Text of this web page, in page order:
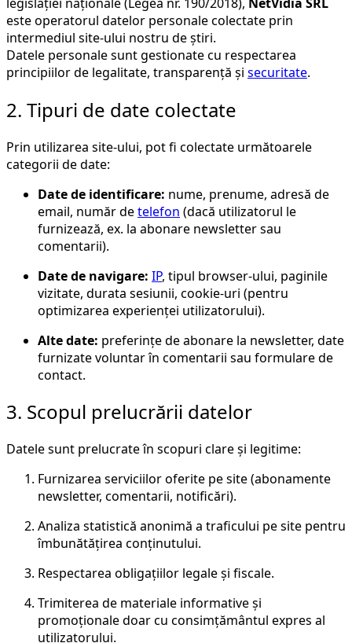
este operatorul datelor personale colectate prin
intermediul site-ului nostru de știri.
Datele personale sunt gestionate cu respectarea
principiilor de legalitate, transparență și securitate.
2. Tipuri de date colectate
Prin utilizarea site-ului, pot fi colectate următoarele
categorii de date:
Date de identificare: nume, prenume, adresă de
email, număr detelefon (dacă utilizatorul le
furnizează, ex. la abonare newsletter sau
comentarii).
Date de navigare: IP, tipul browser-ului, paginile
vizitate, durata sesiunii, cookie-uri (pentru
optimizarea experienței utilizatorului).
Alte date: preferințe de abonare la newsletter, date
furnizate voluntar în comentarii sau formulare de
contact.
3. Scopul prelucrării datelor
Datele sunt prelucrate în scopuri clare și legitime:
Furnizarea serviciilor oferite pe site (abonamente
newsletter, comentarii, notificări).
Analiza statistică anonimă a traficului pe site pentru
îmbunătățirea conținutului.
Respectarea obligațiilor legale și fiscale.
Trimiterea de materiale informative și
promoționale doar cu consimțământul expres al
utilizatorului.